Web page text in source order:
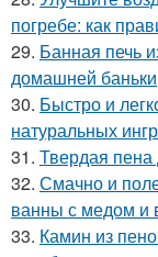
погребе: как
29. Банная печь
домашней баньки
30. Быстро и
натуральных
31. Твердая
32. Смачно и
ванны с медом и
33. Камин из